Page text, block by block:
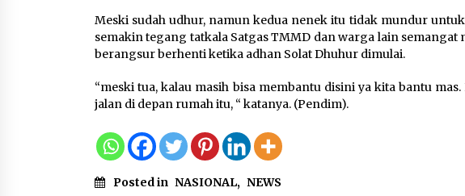
Meski sudah udhur, namun kedua nenek itu tidak mundur
semakin tegang tatkala Satgas TMMD dan warga lain
berangsur berhenti ketika adhan Solat Dhuhur dimulai.
“meski tua, kalau masih bisa membantu disini ya kita bantu
jalan di depan rumah itu, “ katanya. (Pendim).
Posted in NASIONAL, NEWS